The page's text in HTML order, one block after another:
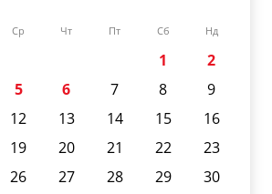
Ср Чт Пт Сб Нд
1
2
5 6 7 8
9
12 13 14 15
16
19 20 21 22
23
26 27 28 29
30